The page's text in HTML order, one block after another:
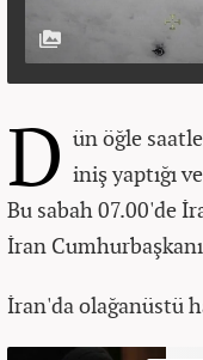
D ün öğle
iniş yaptığı
Bu sabah 07.00'de
İran
İran'da olağanüstü